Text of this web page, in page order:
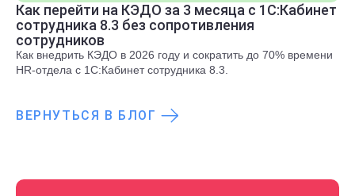
Как перейти на КЭДО за 3 месяца с 1С:Кабинет
сотрудника 8.3 без сопротивления
сотрудников
Как внедрить КЭДО в 2026 году и сократить до 70% времени
HR-отдела с 1С:Кабинет сотрудника 8.3.
ВЕРНУТЬСЯ В БЛОГ